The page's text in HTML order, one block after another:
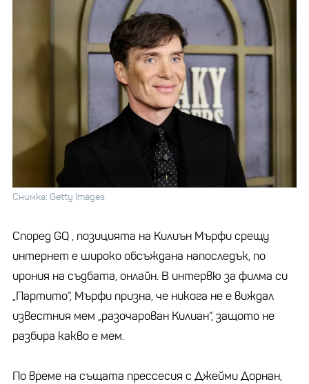
Снимка: Getty Images
Според GQ , позицията на Килиън Мърфи срещу
интернет е широко обсъждана напоследък, по
ирония на съдбата, онлайн. В интервю за филма си
„Партито“, Мърфи призна, че никога не е виждал
известния мем „разочарован Килиан“, защото не
разбира какво е мем.
По време на същата прессесия с Джейми Дорнан,